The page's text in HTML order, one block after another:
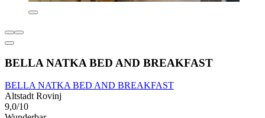
BELLA NATKA BED AND BREAKFAST
BELLA NATKA BED AND BREAKFAST
Altstadt Rovinj
9,0/10